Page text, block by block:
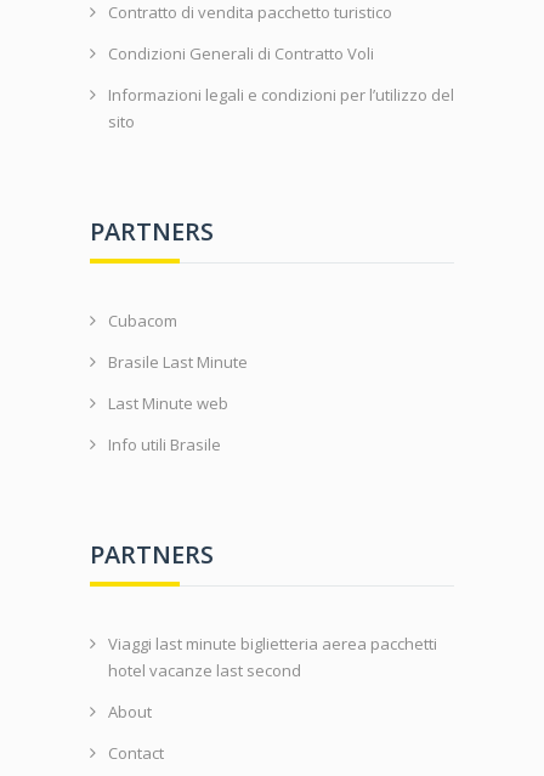
Contratto di vendita pacchetto turistico
Condizioni Generali di Contratto Voli
Informazioni legali e condizioni per l’utilizzo del
sito
PARTNERS
Cubacom
Brasile Last Minute
Last Minute web
Info utili Brasile
PARTNERS
Viaggi last minute biglietteria aerea pacchetti
hotel vacanze last second
About
Contact